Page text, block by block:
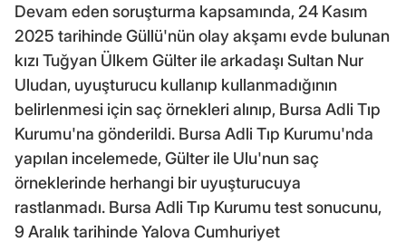
Devam eden soruşturma kapsamında, 24 Kasım
2025 tarihinde Güllü'nün olay akşamı evde bulunan
kızı Tuğyan Ülkem Gülter ile arkadaşı Sultan Nur
Uludan, uyuşturucu kullanıp kullanmadığının
belirlenmesi için saç örnekleri alınıp, Bursa Adli Tıp
Kurumu'na gönderildi. Bursa Adli Tıp Kurumu'nda
yapılan incelemede, Gülter ile Ulu'nun saç
örneklerinde herhangi bir uyuşturucuya
rastlanmadı. Bursa Adli Tıp Kurumu test sonucunu,
9 Aralık tarihinde Yalova Cumhuriyet